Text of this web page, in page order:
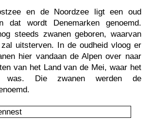
en de Noordzee ligt een oud
dat wordt Denemarken genoemd.
steeds zwanen geboren, waarvan
uitsterven. In de oudheid vloog er
hier vandaan de Alpen over naar
van het Land van de Mei, waar het
was. Die zwanen werden de